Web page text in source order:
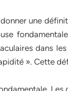
une
dans
». Cette
Les